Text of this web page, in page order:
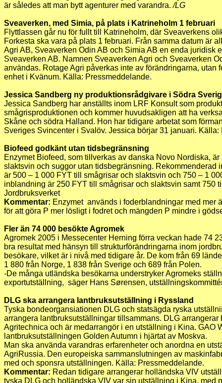
är således att man bytt agenturer med varandra./LG
Sveaverken, med Simia, på plats i Katrineholm 1 februari
Flyttlassen går nu för fullt till Katrineholm, där Sveaverkens
Forkesta ska vara på plats 1 februari. Från samma datum är
Agri AB, Sveaverken Odin AB och Simia AB en enda juridisk
Sveaverken AB. Namnen Sveaverken Agri och Sveaverken
användas. Rotage Agri påverkas inte av förändringarna, utan
enhet i Kvänum. Källa: Pressmeddelande.
Jessica Sandberg ny produktionsrådgivare i Södra
Jessica Sandberg har anställts inom LRF Konsult som
smågrisproduktionen och kommer huvudsakligen att ha
Skåne och södra Halland. Hon har tidigare arbetat som
Sveriges Svincenter i Svalöv. Jessica börjar 31 januari.
Biofeed godkänt utan tidsbegränsning
Enzymet Biofeed, som tillverkas av danska Novo Nordiska,
slaktsvin och suggor utan tidsbegränsning. Rekommenderad
är 500 – 1 000 FYT till smågrisar och slaktsvin och 750 – 1
inblandning är 250 FYT till smågrisar och slaktsvin samt 750
Jordbruksverket
Kommentar: Enzymet används i foderblandningar med mer
för att göra P mer lösligt i fodret och mängden P mindre i
Fler än 74 000 besökte Agromek
Agromek 2005 i Messecenter Herning förra veckan hade 74
bra resultat med hänsyn till strukturförändringarna inom
besökare, vilket är i nivå med tidigare år. De kom från 69
1 880 från Norge, 1 838 från Sverige och 689 från Polen.
-De många utländska besökarna understryker Agromeks
exportutställning, säger Hans Sørensen,
DLG ska arrangera lantbruksutställning i Ryssland
Tyska bondeorgansiationen DLG och statsägda ryska
arrangera lantbruksutställningar tillsammans. DLG arrangerar
Agritechnica och är medarrangör i en utställning i Kina. GAO
lantbruksutställningen Golden Autumn i hjärtat av Moskva.
Man ska använda varandras erfarenheter och anordna en
AgriRussia. Den europeiska sammanslutningen av
med och sponsra utställningen. Källa: Pressmeddelande.
Kommentar: Redan tidigare arrangerar holländska VIV
tyska DLG och holländska VIV var sin utställning i Kina, med